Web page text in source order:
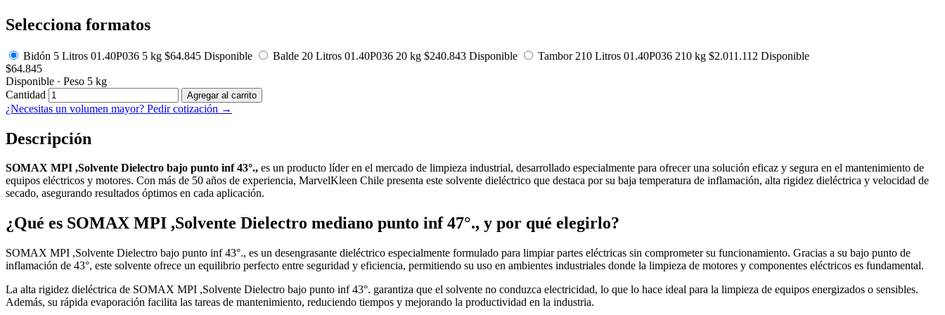
Selecciona formatos
Bidón 5 Litros 01.40P036 5 kg $64.845 Disponible Balde 20 Litros 01.40P036 20 kg $240.843 Disponible Tambor 210 Litros 01.40P036 210 kg $2.011.112 Disponible
$64.845
Disponible · Peso 5 kg
Cantidad
Agregar al carrito
¿Necesitas un volumen mayor? Pedir cotización →
Descripción
SOMAX MPI ,Solvente Dielectro bajo punto inf 43°., es un producto líder en el mercado de limpieza industrial, desarrollado especialmente para ofrecer una solución eficaz y segura en el mantenimiento de
equipos eléctricos y motores. Con más de 50 años de experiencia, MarvelKleen Chile presenta este solvente dieléctrico que destaca por su baja temperatura de inflamación, alta rigidez dieléctrica y velocidad de
secado, asegurando resultados óptimos en cada aplicación.
¿Qué es SOMAX MPI ,Solvente Dielectro mediano punto inf 47°., y por qué elegirlo?
SOMAX MPI ,Solvente Dielectro bajo punto inf 43°., es un desengrasante dieléctrico especialmente formulado para limpiar partes eléctricas sin comprometer su funcionamiento. Gracias a su bajo punto de
inflamación de 43°, este solvente ofrece un equilibrio perfecto entre seguridad y eficiencia, permitiendo su uso en ambientes industriales donde la limpieza de motores y componentes eléctricos es fundamental.
La alta rigidez dieléctrica de SOMAX MPI ,Solvente Dielectro bajo punto inf 43°. garantiza que el solvente no conduzca electricidad, lo que lo hace ideal para la limpieza de equipos energizados o sensibles.
Además, su rápida evaporación facilita las tareas de mantenimiento, reduciendo tiempos y mejorando la productividad en la industria.